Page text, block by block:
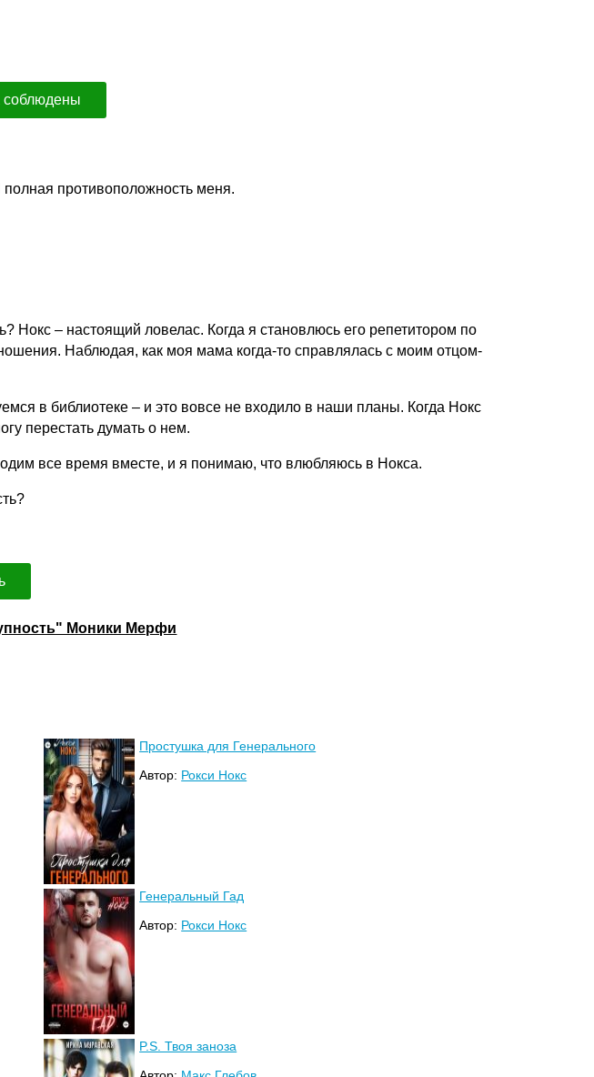
соблюдены
противоположность меня.
– настоящий ловелас. Когда я становлюсь его репетитором по
Наблюдая, как моя мама когда-то справлялась с моим отцом-
в библиотеке – и это вовсе не входило в наши планы. Когда Нокс
перестать думать о нем.
все время вместе, и я понимаю, что влюбляюсь в Нокса.
Моники Мерфи
Простушка для Генерального
Автор: Рокси Нокс
Генеральный Гад
Автор: Рокси Нокс
P.S. Твоя заноза